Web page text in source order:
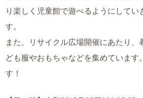
り楽しく児童館で遊べるようにしてい
す。
また、リサイクル広場開催にあたり、
ども服やおもちゃなどを集めています
す！